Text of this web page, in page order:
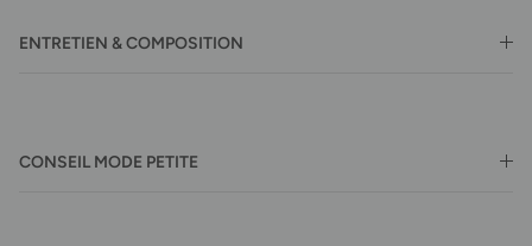
ENTRETIEN & COMPOSITION
CONSEIL MODE PETITE